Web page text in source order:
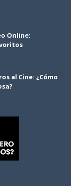
Online:
al Cine: ¿Cómo